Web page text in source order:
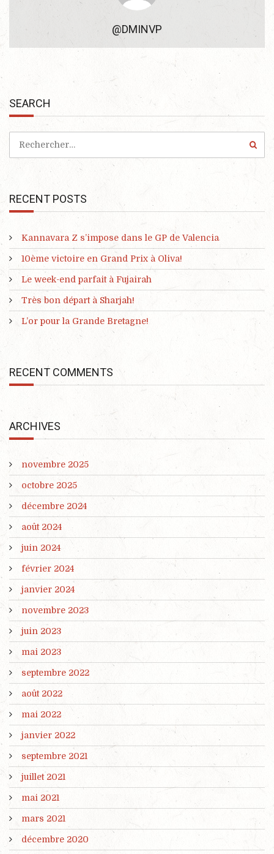
@DMINVP
SEARCH
RECENT POSTS
Kannavara Z s’impose dans le GP de Valencia
10ème victoire en Grand Prix à Oliva!
Le week-end parfait à Fujairah
Très bon départ à Sharjah!
L’or pour la Grande Bretagne!
RECENT COMMENTS
ARCHIVES
novembre 2025
octobre 2025
décembre 2024
août 2024
juin 2024
février 2024
janvier 2024
novembre 2023
juin 2023
mai 2023
septembre 2022
août 2022
mai 2022
janvier 2022
septembre 2021
juillet 2021
mai 2021
mars 2021
décembre 2020